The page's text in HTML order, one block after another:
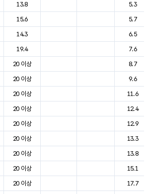
13.8
5.3
15.6
5.7
14.3
6.5
19.4
7.6
20 이상
8.7
20 이상
9.6
20 이상
11.6
20 이상
12.4
20 이상
12.9
20 이상
13.3
20 이상
13.8
20 이상
15.1
20 이상
17.7